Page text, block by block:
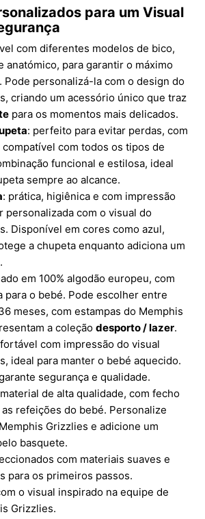
para um Visual
com diferentes modelos de bico,
anatómico, para garantir o máximo
Pode personalizá-la com o design do
criando um acessório único que traz
para os momentos mais delicados.
: perfeito para evitar perdas, com
com todos os tipos de
funcional e estilosa, ideal
sempre ao alcance.
: prática, higiênica e com impressão
personalizada com o visual do
Disponível em cores como azul,
a chupeta enquanto adiciona um
.
em 100% algodão europeu, com
para o bebé. Pode escolher entre
meses, com estampas do Memphis
a coleção desporto / lazer.
com impressão do visual
ideal para manter o bebé aquecido.
segurança e qualidade.
de alta qualidade, com fecho
refeições do bebé. Personalize
Grizzlies e adicione um
basquete.
com materiais suaves e
para os primeiros passos.
o visual inspirado na equipe de
Grizzlies.